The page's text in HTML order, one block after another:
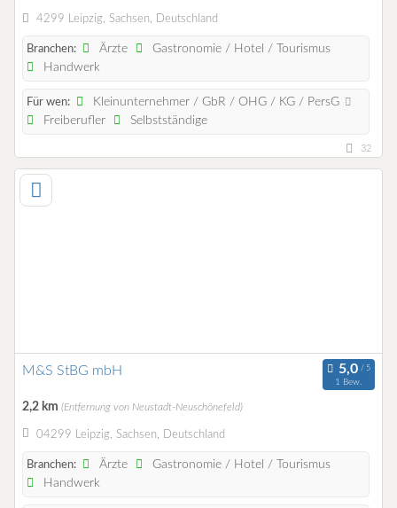
4299 Leipzig, Sachsen, Deutschland
Branchen: Ärzte
Gastronomie / Hotel / Tourismus
Handwerk
Für wen:
Kleinunternehmer / GbR / OHG / KG / PersG
Freiberufler
Selbstständige
32
M&S StBG mbH
1 Bew.
2,2 km (Entfernung von Neustadt-Neuschönefeld)
04299 Leipzig, Sachsen, Deutschland
Branchen: Ärzte
Gastronomie / Hotel / Tourismus
Handwerk